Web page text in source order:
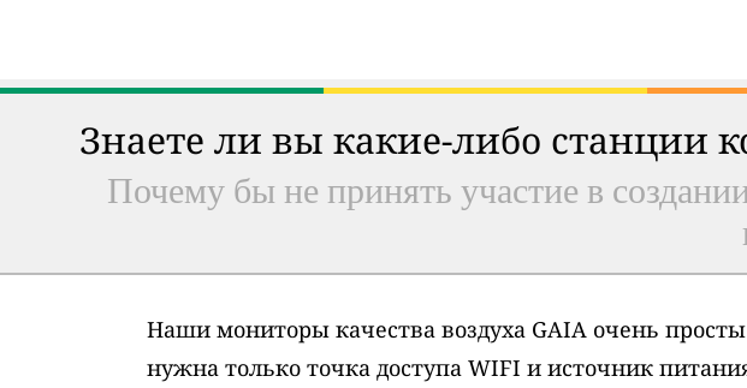
Знаете ли вы какие-либо станции
Почему бы не принять участие в
Наши мониторы качества воздуха GAIA очень
нужна только точка доступа WIFI и источник